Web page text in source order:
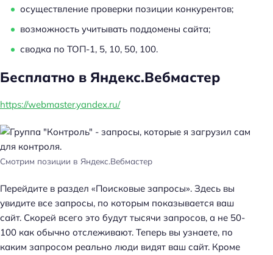
осуществление проверки позиции конкурентов;
возможность учитывать поддомены сайта;
сводка по ТОП-1, 5, 10, 50, 100.
Бесплатно в Яндекс.Вебмастер
https://webmaster.yandex.ru/
Смотрим позиции в Яндекс.Вебмастер
Перейдите в раздел «Поисковые запросы». Здесь вы
увидите все запросы, по которым показывается ваш
сайт. Скорей всего это будут тысячи запросов, а не 50-
100 как обычно отслеживают. Теперь вы узнаете, по
каким запросом реально люди видят ваш сайт. Кроме